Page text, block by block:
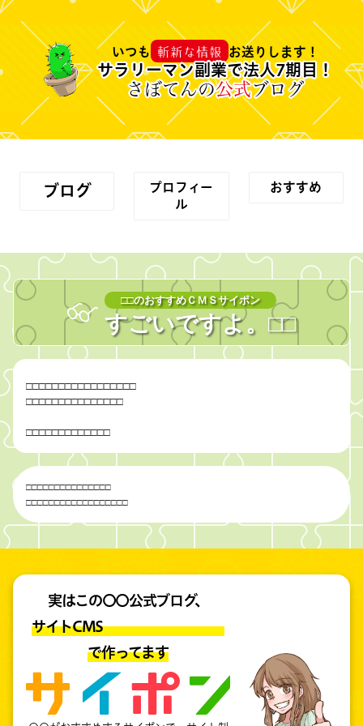
いつも 斬新な情報 お送りします！
サラリーマン副業で法人7期目！
さぼてんの公式ブログ
ブログ
プロフィー
ル
おすすめ
□□のおすすめＣＭＳサイポン
すごいですよ。□□
□□□□□□□□□□□□□□□□□
□□□□□□□□□□□□□□□
□□□□□□□□□□□□□
□□□□□□□□□□□□□□□
□□□□□□□□□□□□□□□□□□
実はこの〇〇公式ブログ、
サイトCMS
で作ってます